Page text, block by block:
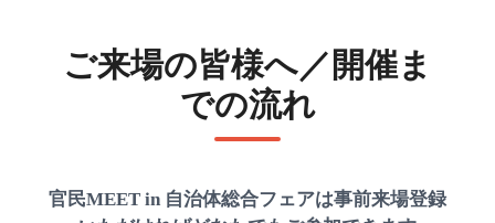
ご来場の皆様へ／開催ま
での流れ
官民MEET in 自治体総合フェアは事前来場登録